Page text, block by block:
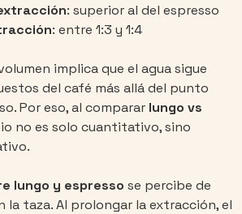
: superior al del espresso
: entre 1:3 y 1:4
implica que el agua sigue
del café más allá del punto
Por eso, al comparar lungo vs
no es solo cuantitativo, sino
lungo y espresso se percibe de
la taza. Al prolongar la extracción, el